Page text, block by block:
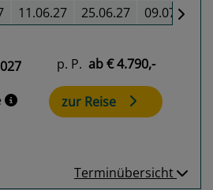
11.06.27 25.06.27 09.07.27
p. P. ab€ 4.790,-
zur Reise
Terminübersicht